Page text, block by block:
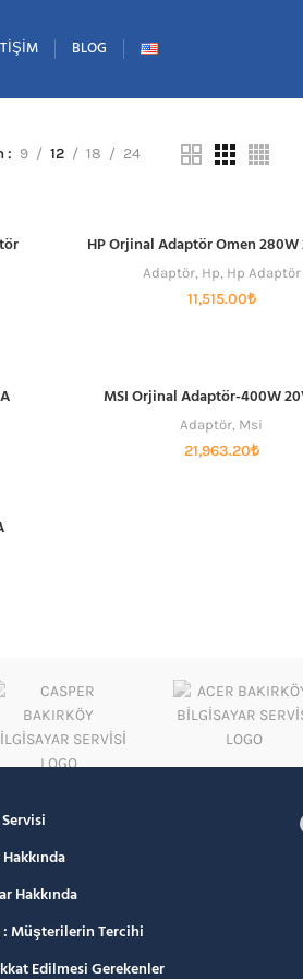
BLOG
9 12 18 24
SEPETE EKLE
HP Orjinal Adaptör Omen 280W
Adaptör, Hp, Hp Adaptör
11,515.00₺
SEPETE EKLE
MSI Orjinal Adaptör-400W
Adaptör, Msi
21,963.20₺
Hakkında
: Müşterilerin Tercihi
Edilmesi Gerekenler